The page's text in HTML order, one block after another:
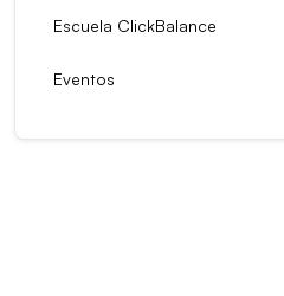
Escuela ClickBalance
Eventos